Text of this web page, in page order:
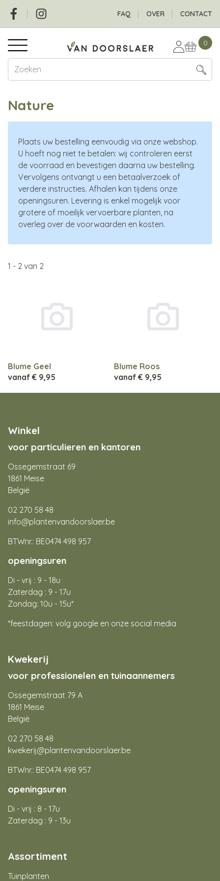
Overslaan
naar
de
inhoud
gaan
Social Header
FAQ OVER CONTACT
Hoofdnavigatie 0
Nature
Plaats uw bestelling eenvoudig via onze webshop.
U hoeft nog niet te betalen: wij controleren eerst
de voorraad en bevestigen daarna uw bestelling.
Vervolgens ontvangt u een betaalverzoek of
verdere instructies. Afhalen kan tijdens onze
openingsuren. Levering is enkel mogelijk voor
grotere of moeilijk vervoerbare planten, na
overleg over de voorwaarden en kosten.
1 - 2 van 2
Blume Geel
vanaf € 9,95
Blume Roos
vanaf € 9,95
Winkel
voor particulieren en kantoren
Ossegemstraat 69
1861 Meise
België
02 270 58 48
info@plantenvandoorslaer.be
BTWnr.: BE0474 498 957
openingsuren
Di - vrij : 9 - 18u
Zaterdag : 9 - 17u
Zondag: 10u - 15u*
*feestdagen: volg google en onze social media
Kwekerij
voor professionelen en tuinaannemers
Ossegemstraat 79 A
1861 Meise
België
02 270 58 48
kwekerij@plantenvandoorslaer.be
BTWnr.: BE0474 498 957
openingsuren
Di - vrij : 8 - 17u
Zaterdag : 9 - 13u
Assortiment
Tuinplanten